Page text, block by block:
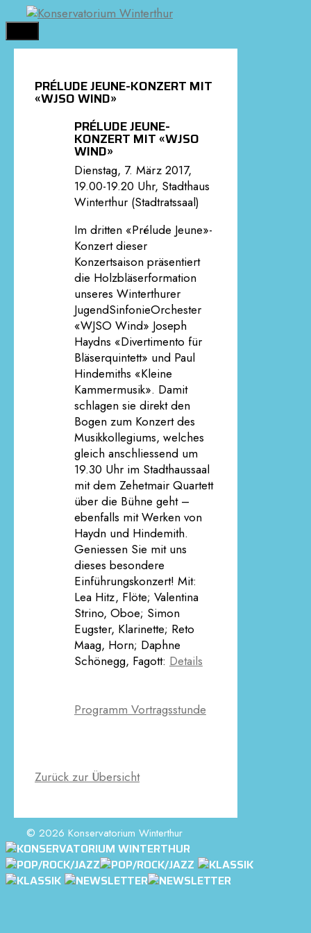
Springe
zum
Inhalt
PRÉLUDE JEUNE-KONZERT MIT
«WJSO WIND»
PRÉLUDE JEUNE-
KONZERT MIT «WJSO
WIND»
Dienstag, 7. März 2017,
19.00-19.20 Uhr, Stadthaus
Winterthur (Stadtratssaal)
Im dritten «Prélude Jeune»-
Konzert dieser
Konzertsaison präsentiert
die Holzbläserformation
unseres Winterthurer
JugendSinfonieOrchester
«WJSO Wind» Joseph
Haydns «Divertimento für
Bläserquintett» und Paul
Hindemiths «Kleine
Kammermusik». Damit
schlagen sie direkt den
Bogen zum Konzert des
Musikkollegiums, welches
gleich anschliessend um
19.30 Uhr im Stadthaussaal
mit dem Zehetmair Quartett
über die Bühne geht –
ebenfalls mit Werken von
Haydn und Hindemith.
Geniessen Sie mit uns
dieses besondere
Einführungskonzert! Mit:
Lea Hitz, Flöte; Valentina
Strino, Oboe; Simon
Eugster, Klarinette; Reto
Maag, Horn; Daphne
Schönegg, Fagott: Details
Programm Vortragsstunde
Zurück zur Übersicht
© 2026 Konservatorium Winterthur